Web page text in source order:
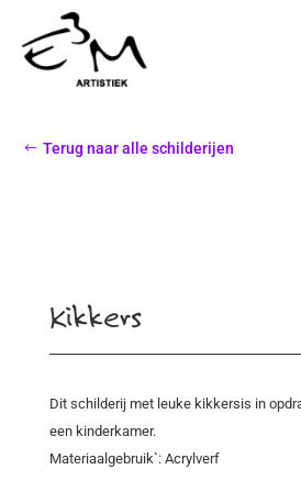
Terug naar alle schilderijen
Kikkers
Dit schilderij met leuke kikkersis in
een kinderkamer.
Materiaalgebruik`: Acrylverf